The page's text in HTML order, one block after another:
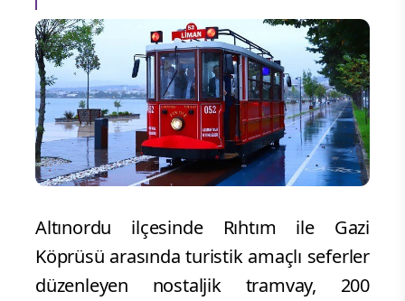
Altınordu ilçesinde Rıhtım ile Gazi
Köprüsü arasında turistik amaçlı seferler
düzenleyen nostaljik tramvay, 200